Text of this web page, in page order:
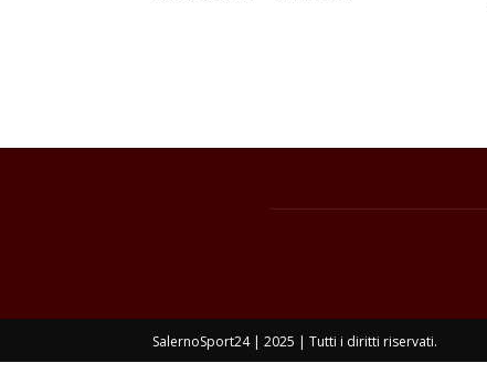
SalernoSport24 | 2025 | Tutti i diritti riservati.